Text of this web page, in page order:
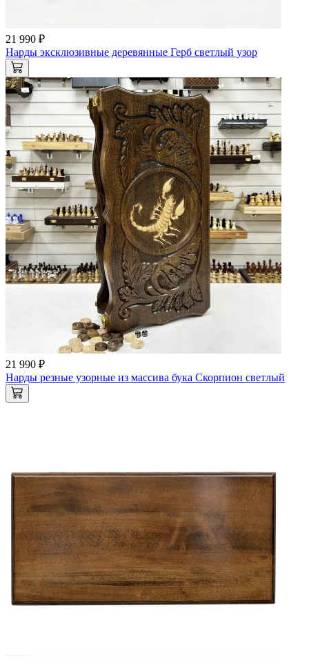
21 990 ₽
Нарды эксклюзивные деревянные Герб светлый узор
21 990 ₽
Нарды резные узорные из массива бука Скорпион светлый